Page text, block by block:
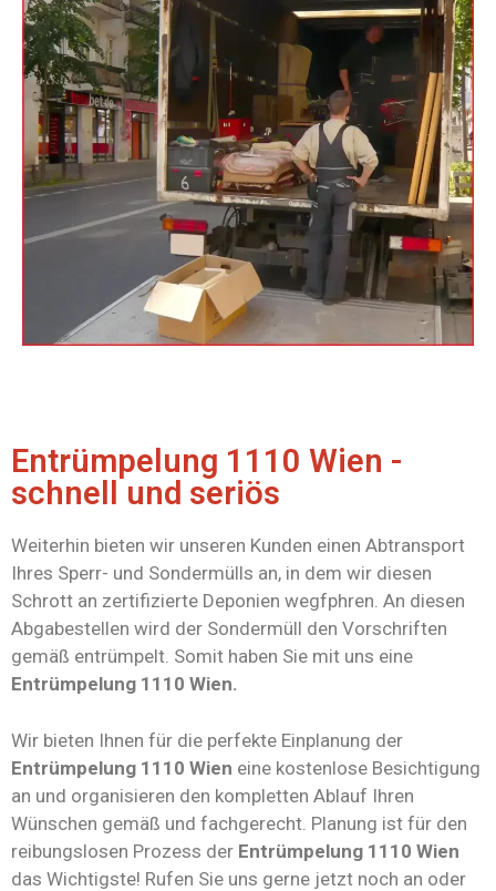
Entrümpelung 1110 Wien -
schnell und seriös
Weiterhin bieten wir unseren Kunden einen Abtransport
Ihres Sperr- und Sondermülls an, in dem wir diesen
Schrott an zertifizierte Deponien wegfphren. An diesen
Abgabestellen wird der Sondermüll den Vorschriften
gemäß entrümpelt. Somit haben Sie mit uns eine
Entrümpelung 1110 Wien.
Wir bieten Ihnen für die perfekte Einplanung der
Entrümpelung 1110 Wien eine kostenlose Besichtigung
an und organisieren den kompletten Ablauf Ihren
Wünschen gemäß und fachgerecht. Planung ist für den
reibungslosen Prozess der Entrümpelung 1110 Wien
das Wichtigste! Rufen Sie uns gerne jetzt noch an oder